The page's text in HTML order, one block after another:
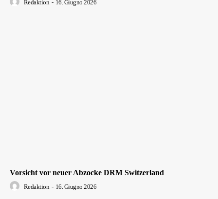
Redaktion - 16. Giugno 2026
Vorsicht vor neuer Abzocke DRM Switzerland
Redaktion - 16. Giugno 2026